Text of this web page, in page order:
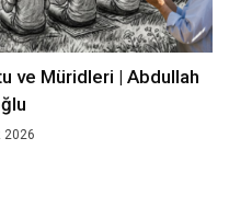
ve Müridleri | Abdullah
2026